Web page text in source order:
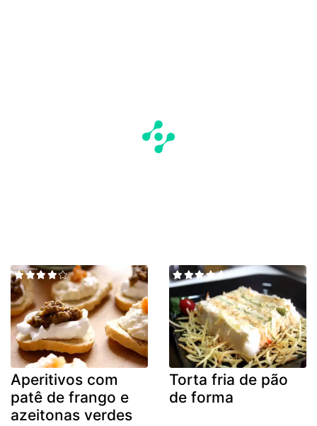
Aperitivos com
patê de frango e
azeitonas verdes
Torta fria de pão
de forma